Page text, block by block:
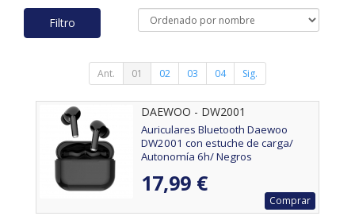
Filtro
Ant. 01 02 03 04 Sig.
DAEWOO - DW2001
Auriculares Bluetooth Daewoo
DW2001 con estuche de carga/
Autonomía 6h/ Negros
17,99 €
Comprar